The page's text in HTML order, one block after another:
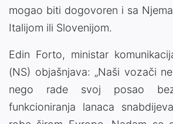
mogao biti dogovoren i sa
Italijom ili Slovenijom.
Edin Forto, ministar
(NS) objašnjava: „Naši vozači
nego rade svoj posao
funkcioniranja lanaca